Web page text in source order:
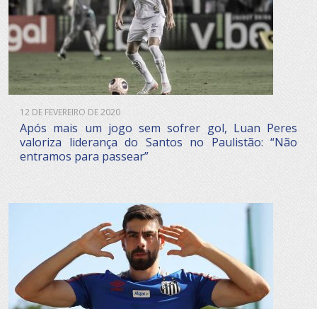
12 DE FEVEREIRO DE 2020
Após mais um jogo sem sofrer gol, Luan Peres
valoriza liderança do Santos no Paulistão: “Não
entramos para passear”